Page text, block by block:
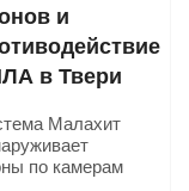
и
в Твери
Малахит
по камерам